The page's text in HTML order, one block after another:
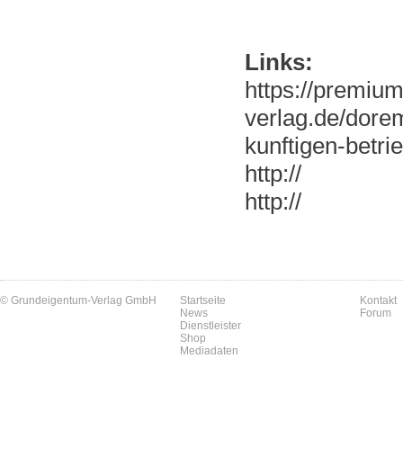
Links:
https://
verlag.de/
kunftigen-
http://
http://
© Grundeigentum-Verlag GmbH
Startseite
News
Dienstleister
Shop
Mediadaten
Kontakt
Forum